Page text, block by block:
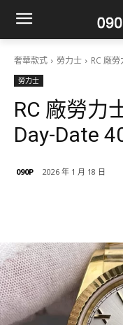
奢華款式 勞力士 RC 廠
勞力士
RC 廠勞力
Day-Date
090P 2026 年 1 月 18 日